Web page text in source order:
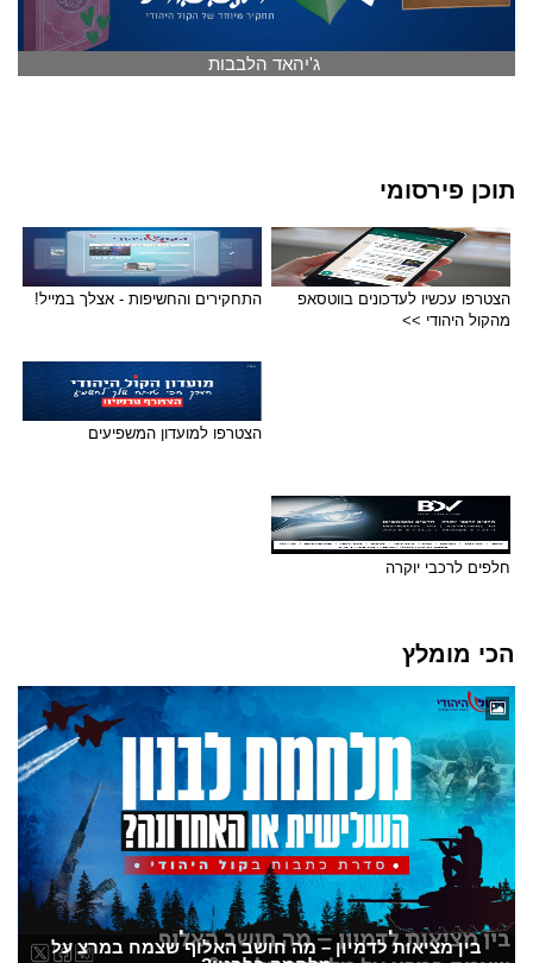
ג'יהאד הלבבות
תוכן פירסומי
הצטרפו עכשיו לעדכונים בווטסאפ
מהקול היהודי >>
התחקירים והחשיפות - אצלך במייל!
הצטרפו למועדון המשפיעים
חלפים לרכבי יוקרה
הכי מומלץ
בין מציאות לדמיון – מה חושב האלוף שצמח במרצ על